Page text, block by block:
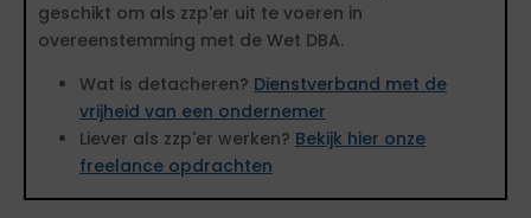
geschikt om als zzp'er uit te voeren in
overeenstemming met de Wet DBA.
Wat is detacheren? Dienstverband met de
vrijheid van een ondernemer
Liever als zzp'er werken? Bekijk hier onze
freelance opdrachten